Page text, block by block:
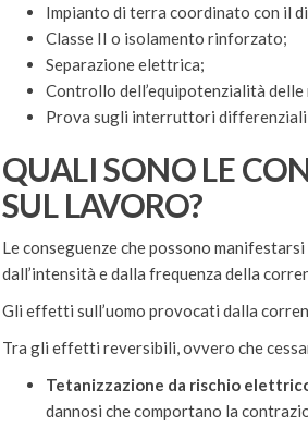
Impianto di terra coordinato con il
Classe II o isolamento rinforzato;
Separazione elettrica;
Controllo dell’equipotenzialità delle
Prova sugli interruttori
QUALI SONO LE
SUL LAVORO?
Le conseguenze che possono
dall’intensità e dalla frequenza della
Gli effetti sull’uomo provocati dalla
Tra gli effetti reversibili, ovvero che
Tetanizzazione da rischio
dannosi che comportano la